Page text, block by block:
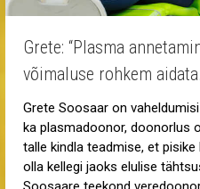
Grete: “Plasma
võimaluse rohkem
Grete Soosaar on
ka plasmadoonor, doonorlus
talle kindla teadmise, et pisike
olla kellegi jaoks elulise